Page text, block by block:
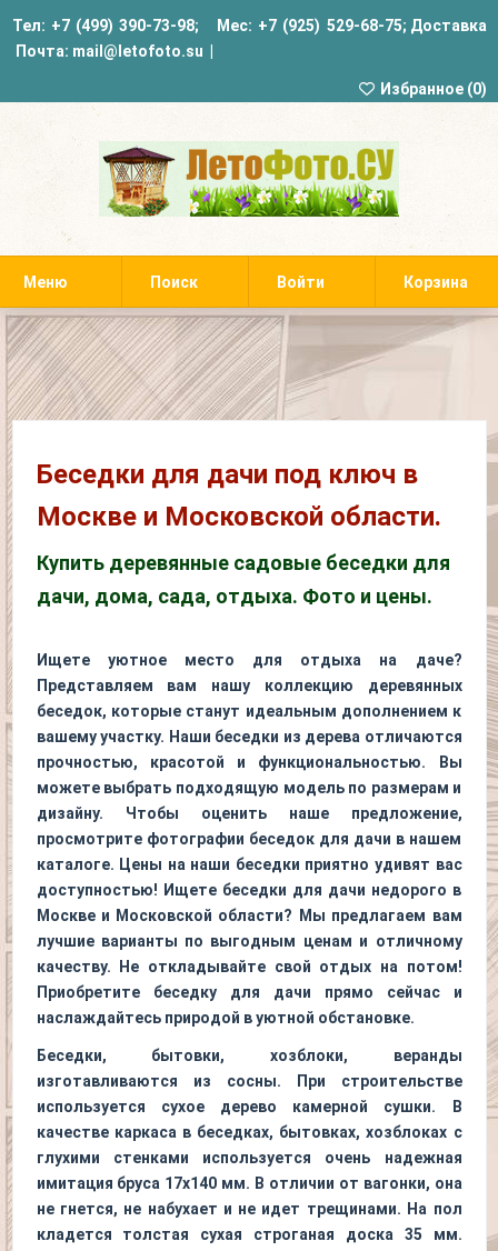
Тел: +7 (499) 390-73-98; Мес: +7 (925) 529-68-75;
Почта: mail@letofoto.su
Доставка
Избранное (0)
Меню Поиск Войти Корзина
Беседки для дачи под ключ в
Москве и Московской области.
Купить деревянные садовые беседки для
дачи, дома, сада, отдыха. Фото и цены.
Ищете уютное место для отдыха на даче?
Представляем вам нашу коллекцию деревянных
беседок, которые станут идеальным дополнением к
вашему участку. Наши беседки из дерева отличаются
прочностью, красотой и функциональностью. Вы
можете выбрать подходящую модель по размерам и
дизайну. Чтобы оценить наше предложение,
просмотрите фотографии беседок для дачи в нашем
каталоге. Цены на наши беседки приятно удивят вас
доступностью! Ищете беседки для дачи недорого в
Москве и Московской области? Мы предлагаем вам
лучшие варианты по выгодным ценам и отличному
качеству. Не откладывайте свой отдых на потом!
Приобретите беседку для дачи прямо сейчас и
наслаждайтесь природой в уютной обстановке.
Беседки, бытовки, хозблоки, веранды
изготавливаются из сосны. При строительстве
используется сухое дерево камерной сушки. В
качестве каркаса в беседках, бытовках, хозблоках с
глухими стенками используется очень надежная
имитация бруса 17х140 мм. В отличии от вагонки, она
не гнется, не набухает и не идет трещинами. На пол
кладется толстая сухая строганая доска 35 мм.